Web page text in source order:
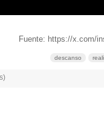
Fuente: https://x.com/
descanso